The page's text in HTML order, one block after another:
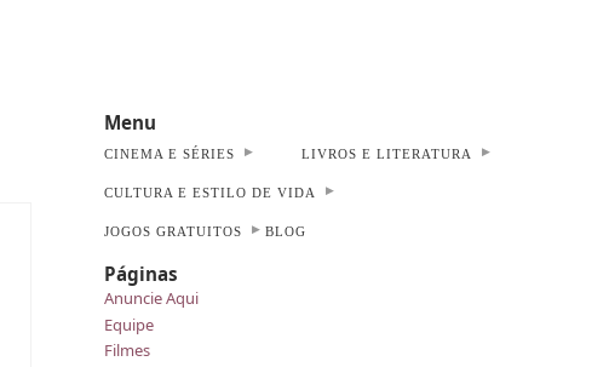
Menu
CINEMA E SÉRIES LIVROS E LITERATURA
CULTURA E ESTILO DE VIDA
JOGOS GRATUITOS BLOG
Páginas
Anuncie Aqui
Equipe
Filmes